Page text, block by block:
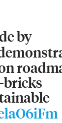
by
bricks